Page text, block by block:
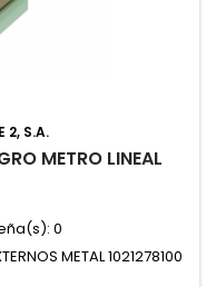
2, S.A.
METRO LINEAL
0
METAL 1021278100